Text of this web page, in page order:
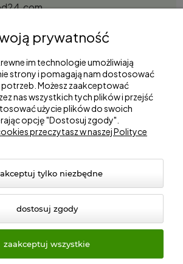
530 Trzebicz
Wszelkie prawa zastrzeżone.
prywatność
im technologie umożliwiają
strony i pomagają nam dostosować
Możesz zaakceptować
nas wszystkich tych plików i przejść
użycie plików do swoich
opcję "Dostosuj zgody".
przeczytasz w naszej Polityce
tylko niezbędne
dostosuj zgody
zaakceptuj wszystkie